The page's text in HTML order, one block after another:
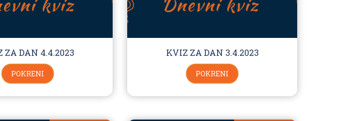
ZA DAN 4.4.2023
POKRENI
KVIZ ZA DAN 3.4.2023
POKRENI